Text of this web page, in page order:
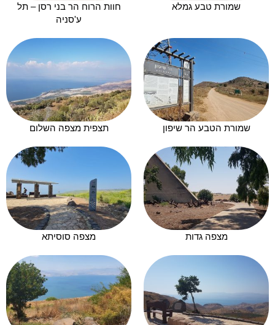
שמורת טבע גמלא
חוות הרוח הר בני רסן – תל
ע'סניה
שמורת הטבע הר שיפון תצפית מצפה השלום
מצפה גדות מצפה סוסיתא